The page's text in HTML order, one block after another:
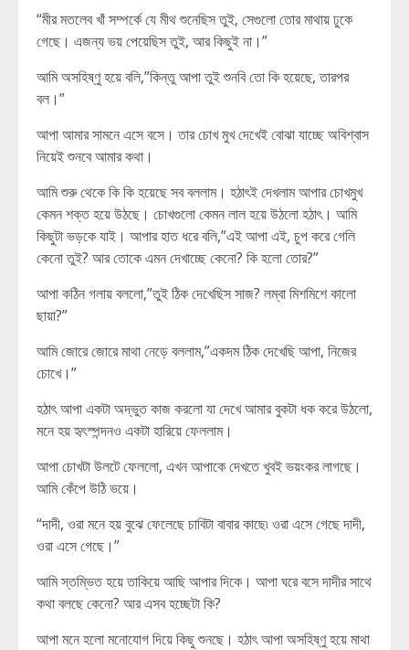
“মীর মতলেব খাঁ সম্পর্কে যে মীথ শুনেছিস তুই, সেগুলো তোর মাথায় ঢুকে
গেছে। এজন্য ভয় পেয়েছিস তুই, আর কিছুই না।”
আমি অসহিষ্ণু হয়ে বলি,”কিন্তু আপা তুই শুনবি তো কি হয়েছে, তারপর
বল।”
আপা আমার সামনে এসে বসে। তার চোখ মুখ দেখেই বোঝা যাচ্ছে অবিশ্বাস
নিয়েই শুনবে আমার কথা।
আমি শুরু থেকে কি কি হয়েছে সব বললাম। হঠাৎই দেখলাম আপার চোখমুখ
কেমন শক্ত হয়ে উঠছে। চোখগুলো কেমন লাল হয়ে উঠলো হঠাৎ। আমি
কিছুটা ভড়কে যাই। আপার হাত ধরে বলি,”এই আপা এই, চুপ করে গেলি
কেনো তুই? আর তোকে এমন দেখাচ্ছে কেনো? কি হলো তোর?”
আপা কঠিন গলায় বললো,”তুই ঠিক দেখেছিস সাজ? লম্বা মিশমিশে কালো
ছায়া?”
আমি জোরে জোরে মাথা নেড়ে বললাম,”একদম ঠিক দেখেছি আপা, নিজের
চোখে।”
হঠাৎ আপা একটা অদ্ভুত কাজ করলো যা দেখে আমার বুকটা ধক করে উঠলো,
মনে হয় হৃৎস্পন্দনও একটা হারিয়ে ফেললাম।
আপা চোখটা উলটে ফেললো, এখন আপাকে দেখতে খুবই ভয়ংকর লাগছে।
আমি কেঁপে উঠি ভয়ে।
“দাদী, ওরা মনে হয় বুঝে ফেলেছে চাবিটা বাবার কাছে৷ ওরা এসে গেছে দাদী,
ওরা এসে গেছে।”
আমি স্তম্ভিত হয়ে তাকিয়ে আছি আপার দিকে। আপা ঘরে বসে দাদীর সাথে
কথা বলছে কেনো? আর এসব হচ্ছেটা কি?
আপা মনে হলো মনোযোগ দিয়ে কিছু শুনছে। হঠাৎ আপা অসহিষ্ণু হয়ে মাথা